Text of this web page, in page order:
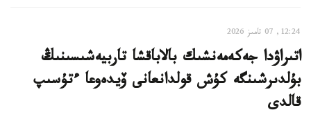
12:24, 07 تامىز 2026
اتىراۋدا جەكەمەنشىك بالاباقشا تاربيەشىسىنىڭ
بۇلدىرشىنگە كۇش قولدانعانى ۆيدەوعا ءتۇسىپ
قالدى